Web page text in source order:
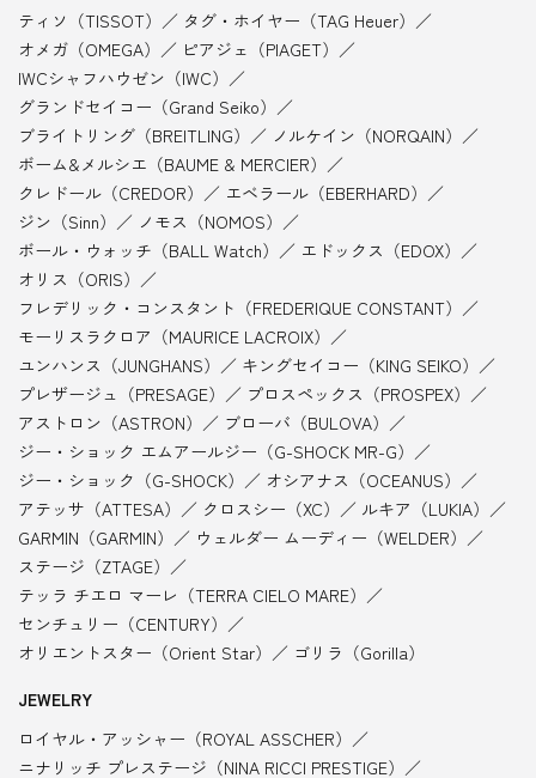
ティソ（TISSOT）
タグ・ホイヤー（TAG Heuer）
オメガ（OMEGA）
ピアジェ（PIAGET）
IWCシャフハウゼン（IWC）
グランドセイコー（Grand Seiko）
ブライトリング（BREITLING）
ノルケイン（NORQAIN）
ボーム&メルシエ（BAUME & MERCIER）
クレドール（CREDOR）
エベラール（EBERHARD）
ジン（Sinn）
ノモス（NOMOS）
ボール・ウォッチ（BALL Watch）
エドックス（EDOX）
オリス（ORIS）
フレデリック・コンスタント（FREDERIQUE CONSTANT）
モーリスラクロア（MAURICE LACROIX）
ユンハンス（JUNGHANS）
キングセイコー（KING SEIKO）
プレザージュ（PRESAGE）
プロスペックス（PROSPEX）
アストロン（ASTRON）
ブローバ（BULOVA）
ジー・ショック エムアールジー（G-SHOCK MR-G）
ジー・ショック（G-SHOCK）
オシアナス（OCEANUS）
アテッサ（ATTESA）
クロスシー（XC）
ルキア（LUKIA）
GARMIN（GARMIN）
ウェルダー ムーディー（WELDER）
ステージ（ZTAGE）
テッラ チエロ マーレ（TERRA CIELO MARE）
センチュリー（CENTURY）
オリエントスター（Orient Star）
ゴリラ（Gorilla）
JEWELRY
ロイヤル・アッシャー（ROYAL ASSCHER）
ニナリッチ プレステージ（NINA RICCI PRESTIGE）